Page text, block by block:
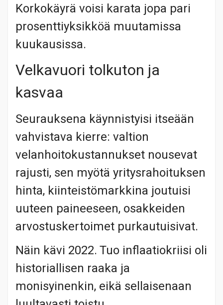
Korkokäyrä voisi karata jopa pari
prosenttiyksikköä muutamissa
kuukausissa.
Velkavuori tolkuton ja
kasvaa
Seurauksena käynnistyisi itseään
vahvistava kierre: valtion
velanhoitokustannukset nousevat
rajusti, sen myötä yritysrahoituksen
hinta, kiinteistömarkkina joutuisi
uuteen paineeseen, osakkeiden
arvostuskertoimet purkautuisivat.
Näin kävi 2022. Tuo inflaatiokriisi oli
historiallisen raaka ja
monisyinenkin, eikä sellaisenaan